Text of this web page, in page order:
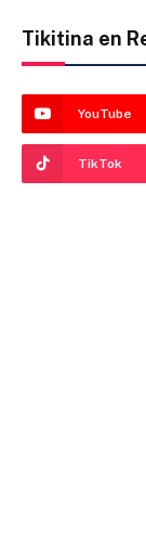
Tikitina en
YouTube
TikTok